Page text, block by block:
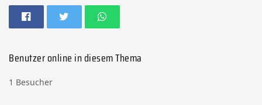
Benutzer online in diesem Thema
1 Besucher